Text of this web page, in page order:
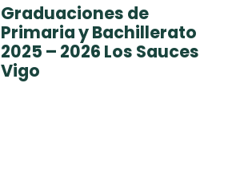
Graduaciones de
Primaria y Bachillerato
2025 – 2026 Los Sauces
Vigo